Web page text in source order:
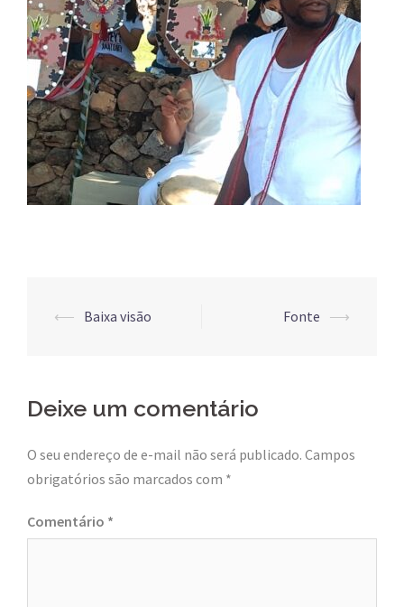
Post
⟵ Baixa visão Fonte ⟶
Deixe um comentário
O seu endereço de e-mail não será publicado. Campos
obrigatórios são marcados com *
Comentário *